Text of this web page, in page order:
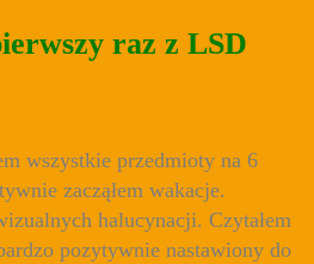
raz z LSD
wszystkie przedmioty na 6
zacząłem wakacje.
halucynacji. Czytałem
pozytywnie nastawiony do